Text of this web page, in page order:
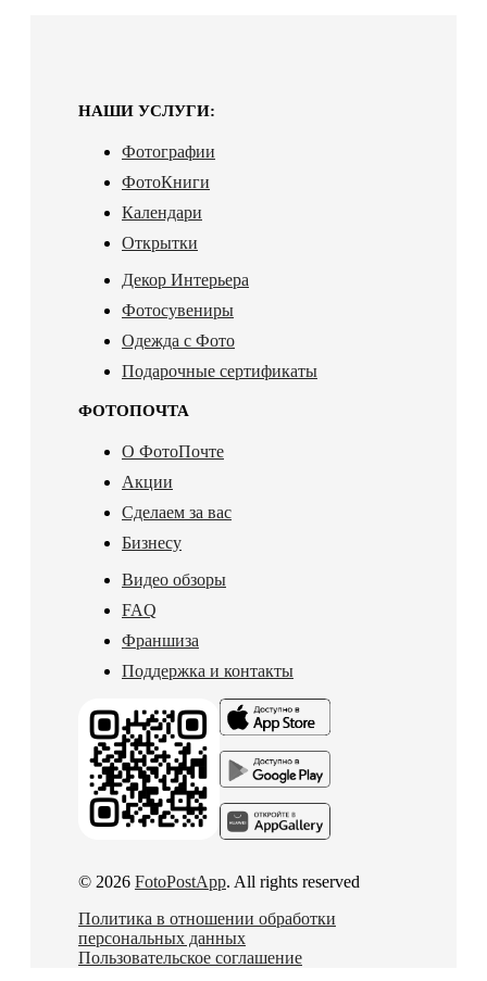
НАШИ УСЛУГИ:
Фотографии
ФотоКниги
Календари
Открытки
Декор Интерьера
Фотосувениры
Одежда с Фото
Подарочные сертификаты
ФОТОПОЧТА
О ФотоПочте
Акции
Сделаем за вас
Бизнесу
Видео обзоры
FAQ
Франшиза
Поддержка и контакты
© 2026 FotoPostApp. All rights reserved
Политика в отношении обработки
персональных данных
Пользовательское соглашение